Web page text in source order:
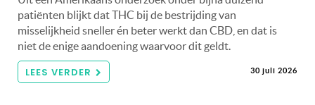
patiënten blijkt dat THC bij de bestrijding van
misselijkheid sneller én beter werkt dan CBD, en dat is
niet de enige aandoening waarvoor dit geldt.
LEES VERDER 30 juli 2026